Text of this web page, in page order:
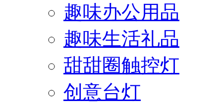
趣味办公用品
趣味生活礼品
甜甜圈触控灯
创意台灯